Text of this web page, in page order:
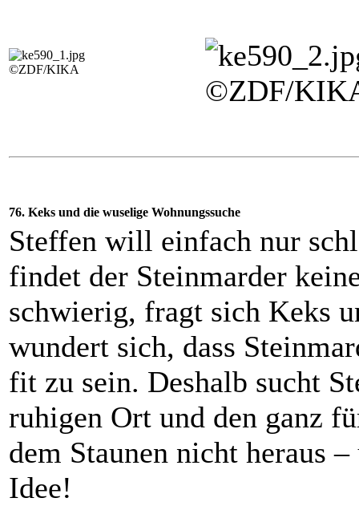
©ZDF/KIKA
©ZDF/
76. Keks und die wuselige Wohnungssuche
Steffen will einfach nur
findet der Steinmarder
schwierig, fragt sich Keks
wundert sich, dass
fit zu sein. Deshalb sucht
ruhigen Ort und den ganz
dem Staunen nicht heraus
Idee!